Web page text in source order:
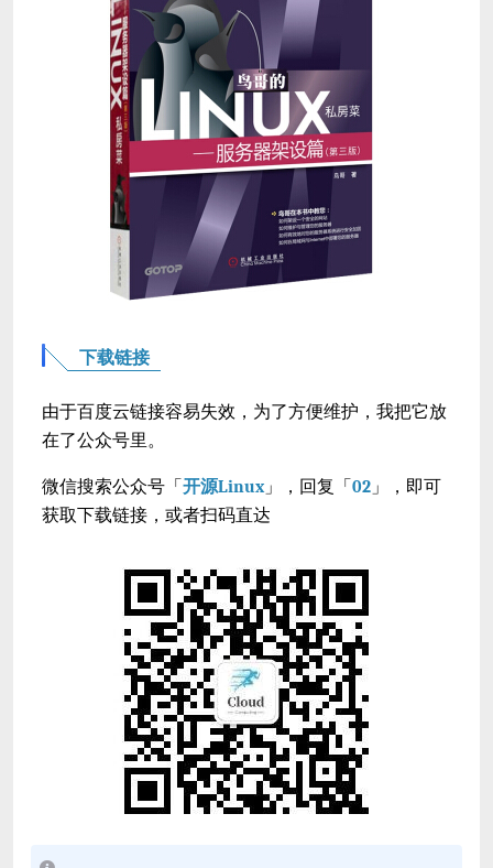
下载链接
由于百度云链接容易失效，为了方便维护，我把它放
在了公众号里。
微信搜索公众号「 开源Linux」，回复「 02 」，即可
获取下载链接，或者扫码直达